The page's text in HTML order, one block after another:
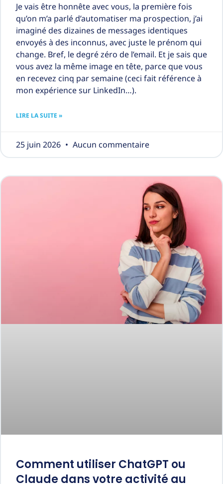
Je vais être honnête avec vous, la première fois
qu’on m’a parlé d’automatiser ma prospection, j’ai
imaginé des dizaines de messages identiques
envoyés à des inconnus, avec juste le prénom qui
change. Bref, le degré zéro de l’email. Et je sais que
vous avez la même image en tête, parce que vous
en recevez cinq par semaine (ceci fait référence à
mon expérience sur LinkedIn…).
LIRE LA SUITE »
25 juin 2026 Aucun commentaire
Comment utiliser ChatGPT ou
Claude dans votre activité au